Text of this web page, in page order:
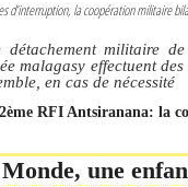
d’interruption, la coopération militaire
détachement militaire
malagasy effectuent
en cas de nécessité
RFI Antsiranana: la
une